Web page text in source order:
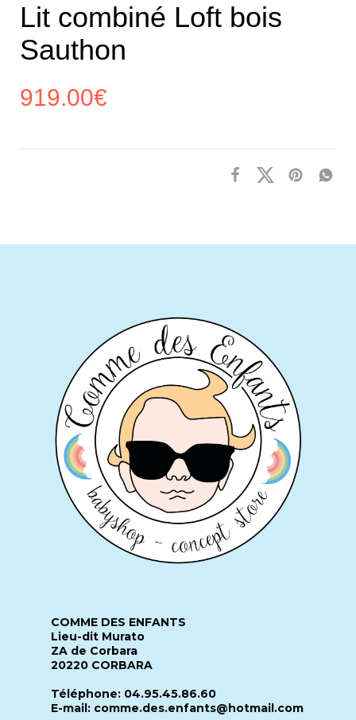
Lit combiné Loft bois
Sauthon
919.00€
COMME DES ENFANTS
Lieu-dit Murato
ZA de Corbara
20220 CORBARA
Téléphone: 04.95.45.86.60
E-mail: comme.des.enfants@hotmail.com